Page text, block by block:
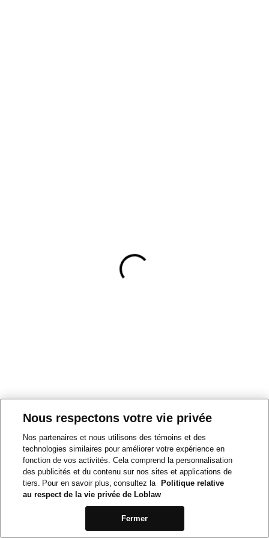
Nous respectons votre vie privée
Nos partenaires et nous utilisons des témoins et des
technologies similaires pour améliorer votre expérience en
fonction de vos activités. Cela comprend la personnalisation
des publicités et du contenu sur nos sites et applications de
tiers. Pour en savoir plus, consultez la
Politique relative
au respect de la vie privée de Loblaw
Fermer